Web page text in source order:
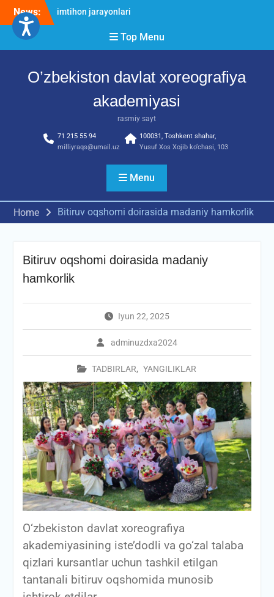
Skip
content
News:
O’ZBEKISTON DAVLAT
AKADEMIYASIDA
о‘tkazilgan kasbiy (ijodiy)
Diqqat e’lon!
imtihon jarayonlari
Top Menu
O’zbekiston davlat xoreografiya
akademiyasi
rasmiy sayt
71 215 55 94
milliyraqs@umail.uz
100031, Toshkent shahar,
Yusuf Xos Xojib ko‘chasi, 103
Menu
Home Bitiruv oqshomi doirasida madaniy hamkorlik
Bitiruv oqshomi doirasida madaniy
hamkorlik
Iyun 22, 2025
adminuzdxa2024
TADBIRLAR, YANGILIKLAR
O‘zbekiston davlat xoreografiya
akademiyasining iste’dodli va go‘zal talaba
qizlari kursantlar uchun tashkil etilgan
tantanali bitiruv oqshomida munosib